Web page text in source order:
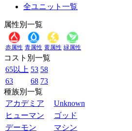
全ユニット一覧
属性別一覧
赤属性 青属性 黄属性 緑属性
コスト別一覧
65以上 53 58
63
68 73
種族別一覧
アカデミア
Unknown
ヒューマン
ゴッド
デーモン
マシン